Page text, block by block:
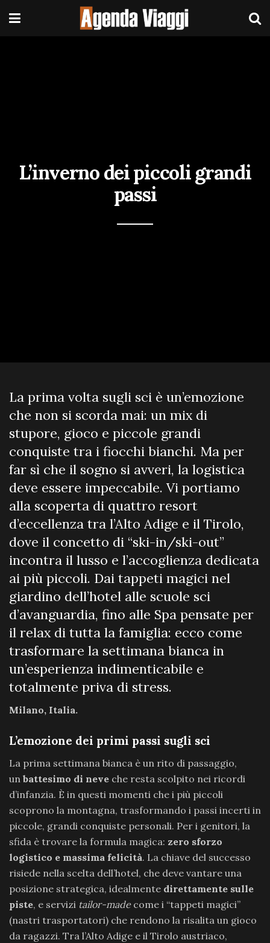
L’inverno dei piccoli grandi
passi
La prima volta sugli sci è un’emozione
che non si scorda mai: un mix di
stupore, gioco e piccole grandi
conquiste tra i fiocchi bianchi. Ma per
far sì che il sogno si avveri, la logistica
deve essere impeccabile. Vi portiamo
alla scoperta di quattro resort
d’eccellenza tra l’Alto Adige e il Tirolo,
dove il concetto di “ski-in/ski-out”
incontra il lusso e l’accoglienza dedicata
ai più piccoli. Dai tappeti magici nel
giardino dell’hotel alle scuole sci
d’avanguardia, fino alle Spa pensate per
il relax di tutta la famiglia: ecco come
trasformare la settimana bianca in
un’esperienza indimenticabile e
totalmente priva di stress.
Milano, Italia.
L’emozione dei primi passi sugli sci
La prima settimana bianca è un rito di passaggio,
un battesimo di neve che resta scolpito nei ricordi
d’infanzia. È in questi momenti che i più piccoli
scoprono la montagna, trasformando i passi incerti in
piccole, grandi conquiste personali. Per i genitori, la
sfida è trovare la formula magica: zero sforzo
logistico e massima felicità. La chiave del successo
risiede nella scelta dell’hotel, che deve vantare una
posizione strategica, idealmente direttamente sulle
piste, e servizi tailor-madecome i “tappeti magici”
(nastri trasportatori) che rendono la risalita un gioco
da ragazzi. Tra l’Alto Adige e il Tirolo austriaco,